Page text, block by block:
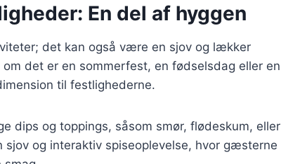
En del af hyggen
det kan også være en sjov og lækker
det er en sommerfest, en fødselsdag eller en
til festlighederne.
dips og toppings, såsom smør, flødeskum, eller
og interaktiv spiseoplevelse, hvor gæsterne